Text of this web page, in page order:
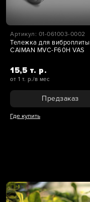
Артикул: 01-061003-0002
Тележка для виброплиты
CAIMAN MVC-F60H VAS
15,5 т. р.
от 1 т. р./в мес
Предзаказ
Где купить